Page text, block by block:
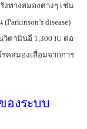
งทางสมองต่างๆ เช่น
disease)
ตามินอี 1,300 IU ต่อ
รคสมองเสื่อมจากการ
งระบบ